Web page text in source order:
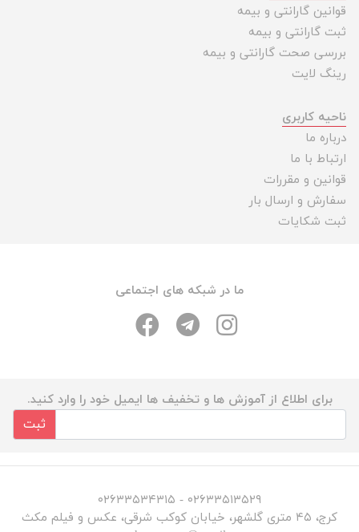
قوانین گارانتی و بیمه
ثبت گارانتی و بیمه
بررسی صحت گارانتی و بیمه
رینگ لایت
ناحیه کاربری
درباره ما
ارتباط با ما
قوانین و مقررات
سفارش و ارسال بار
ثبت شکایات
ما در شبکه های اجتماعی
برای اطلاع از آموزش ها و تخفیف ها ایمیل خود را وارد کنید.
ثبت
۰۲۶۳۳۵۱۳۵۲۹ - ۰۲۶۳۳۵۳۴۳۱۵
کرج، ۴۵ متری گلشهر، خیابان کوکب شرقی، عکس و فیلم مکث